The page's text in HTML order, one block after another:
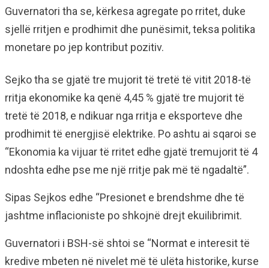
Guvernatori tha se, kërkesa agregate po rritet, duke
sjellë rritjen e prodhimit dhe punësimit, teksa politika
monetare po jep kontribut pozitiv.
Sejko tha se gjatë tre mujorit të tretë të vitit 2018-të
rritja ekonomike ka qenë 4,45 % gjatë tre mujorit të
tretë të 2018, e ndikuar nga rritja e eksporteve dhe
prodhimit të energjisë elektrike. Po ashtu ai sqaroi se
“Ekonomia ka vijuar të rritet edhe gjatë tremujorit të 4
ndoshta edhe pse me një rritje pak më të ngadaltë”.
Sipas Sejkos edhe “Presionet e brendshme dhe të
jashtme inflacioniste po shkojnë drejt ekuilibrimit.
Guvernatori i BSH-së shtoi se “Normat e interesit të
kredive mbeten në nivelet më të ulëta historike, kurse